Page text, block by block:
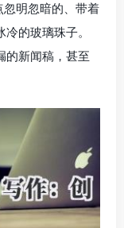
忽明忽暗的、带着
的玻璃珠子。
的新闻稿，甚至